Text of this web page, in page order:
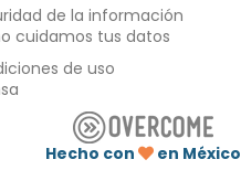
de la información
cuidamos tus datos
de uso
Hecho con en México